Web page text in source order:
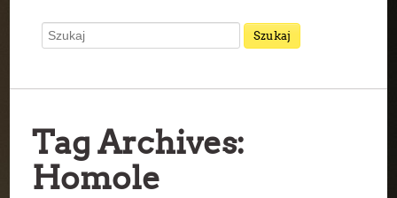
Tag Archives:
Homole